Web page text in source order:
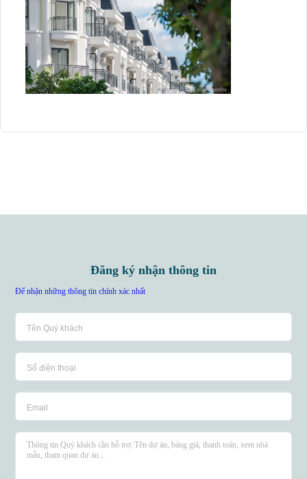
Đăng ký nhận thông tin
Để nhận những thông tin chính xác nhất